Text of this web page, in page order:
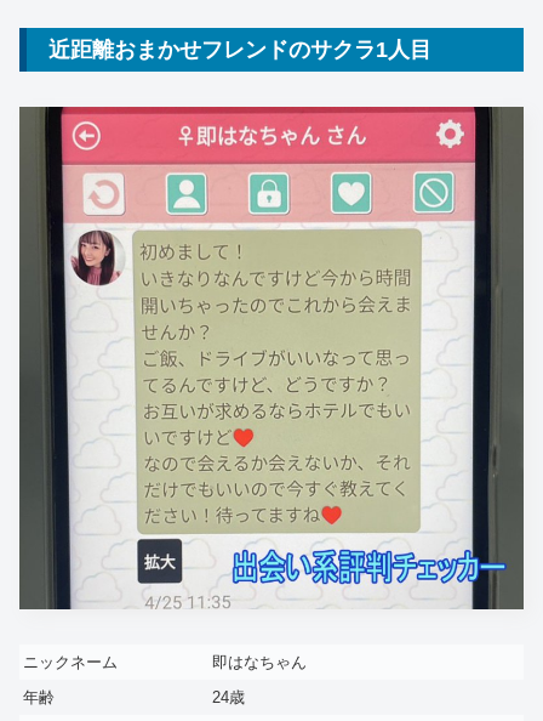
近距離おまかせフレンドのサクラ1人目
ニックネーム
即はなちゃん
年齢
24歳